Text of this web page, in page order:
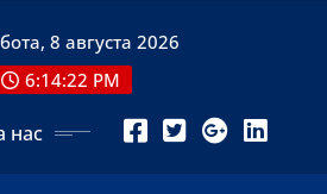
8 августа 2026
6:14:23 PM
нас